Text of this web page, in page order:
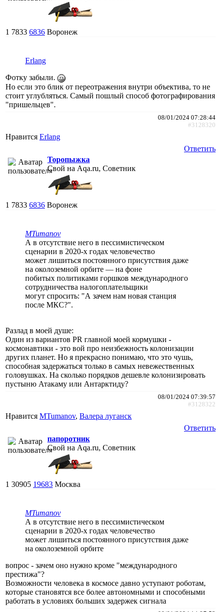
1 7833 6836 Воронеж
Erlang
Фотку забыли.
Но если это блик от переотражения внутри объектива, то не
стоит углубляться. Самый пошлый способ фотографирования
"пришельцев".
08/01/2024 07:28:44
#3128320
Нравится Erlang
Ответить
Торопыжка
Свой на Aqa.ru, Советник
1 7833 6836 Воронеж
MTumanov
А в отсутствие него в пессимистическом
сценарии в 2020-х годах человечество
может лишиться постоянного присутствия даже
на околоземной орбите — на фоне
побитых политиками горшков международного
сотрудничества налогоплательщики
могут спросить: "А зачем нам новая станция
после МКС?".
Разлад в моей душе:
Один из вариантов PR главной моей кормушки -
космонавтики - это вой про неизбежность колонизации
других планет. Но я прекрасно понимаю, что это чушь,
способная задержаться только в самых невежественных
головушках. На сколько порядков дешевле колонизировать
пустыню Атакаму или Антарктиду?
08/01/2024 07:39:57
#3128322
Нравится MTumanov, Валера луганск
Ответить
папоротник
Свой на Aqa.ru, Советник
1 30905 19683 Москва
MTumanov
А в отсутствие него в пессимистическом
сценарии в 2020-х годах человечество
может лишиться постоянного присутствия даже
на околоземной орбите
вопрос - зачем оно нужно кроме "международного
престижа"?
Возможности человека в космосе давно уступают роботам,
которые становятся все более автономными и способными
работать в условиях больших задержек сигнала